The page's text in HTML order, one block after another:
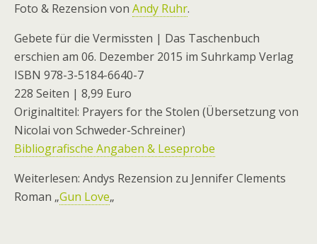
Foto & Rezension von Andy Ruhr.
Gebete für die Vermissten | Das Taschenbuch
erschien am 06. Dezember 2015 im Suhrkamp Verlag
ISBN 978-3-5184-6640-7
228 Seiten | 8,99 Euro
Originaltitel: Prayers for the Stolen (Übersetzung von
Nicolai von Schweder-Schreiner)
Bibliografische Angaben & Leseprobe
Weiterlesen: Andys Rezension zu Jennifer Clements
Roman „Gun Love„